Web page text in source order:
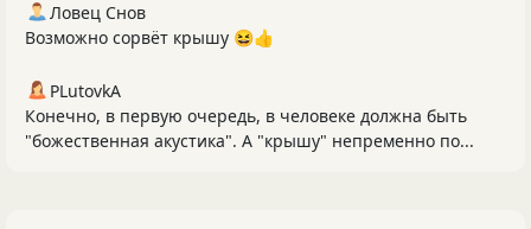
Ловец Снов
Возможно сорвёт крышу 😆👍
PLutоvkА
Конечно, в первую очередь, в человеке должна быть
"божественная акустика". А "крышу" непременно по...